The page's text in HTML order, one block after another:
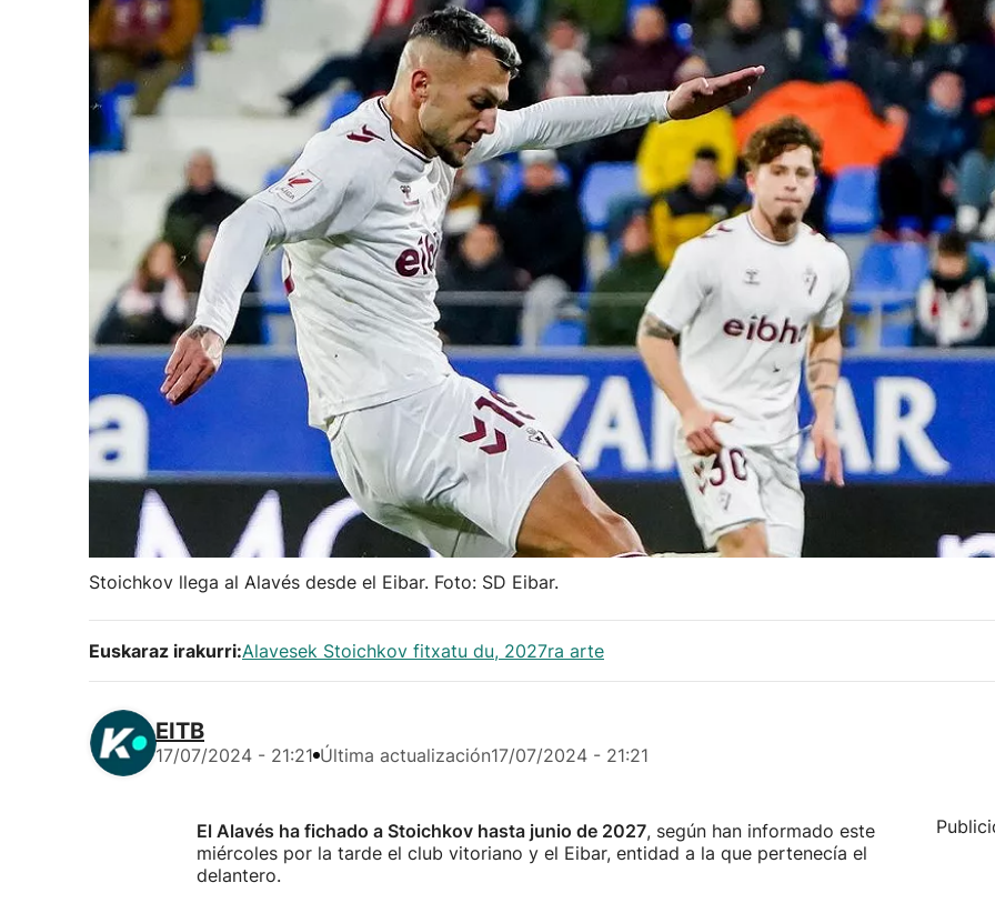
Stoichkov llega al Alavés desde el Eibar. Foto: SD Eibar.
Euskaraz irakurri:Alavesek Stoichkov fitxatu du, 2027ra arte
EITB
17/07/2024 - 21:21 Última actualización17/07/2024 - 21:21
El Alavés ha fichado a Stoichkov hasta junio de 2027, según han informado este
miércoles por la tarde el club vitoriano y el Eibar, entidad a la que pertenecía el
delantero.